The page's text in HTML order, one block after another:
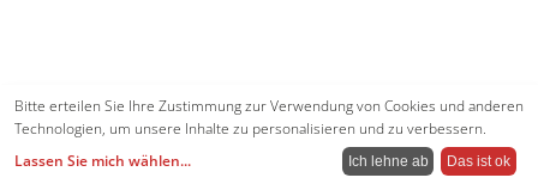
Bitte erteilen Sie Ihre Zustimmung zur Verwendung von Cookies und anderen
Technologien, um unsere Inhalte zu personalisieren und zu verbessern.
Lassen Sie mich wählen... Ich lehne ab Das ist ok